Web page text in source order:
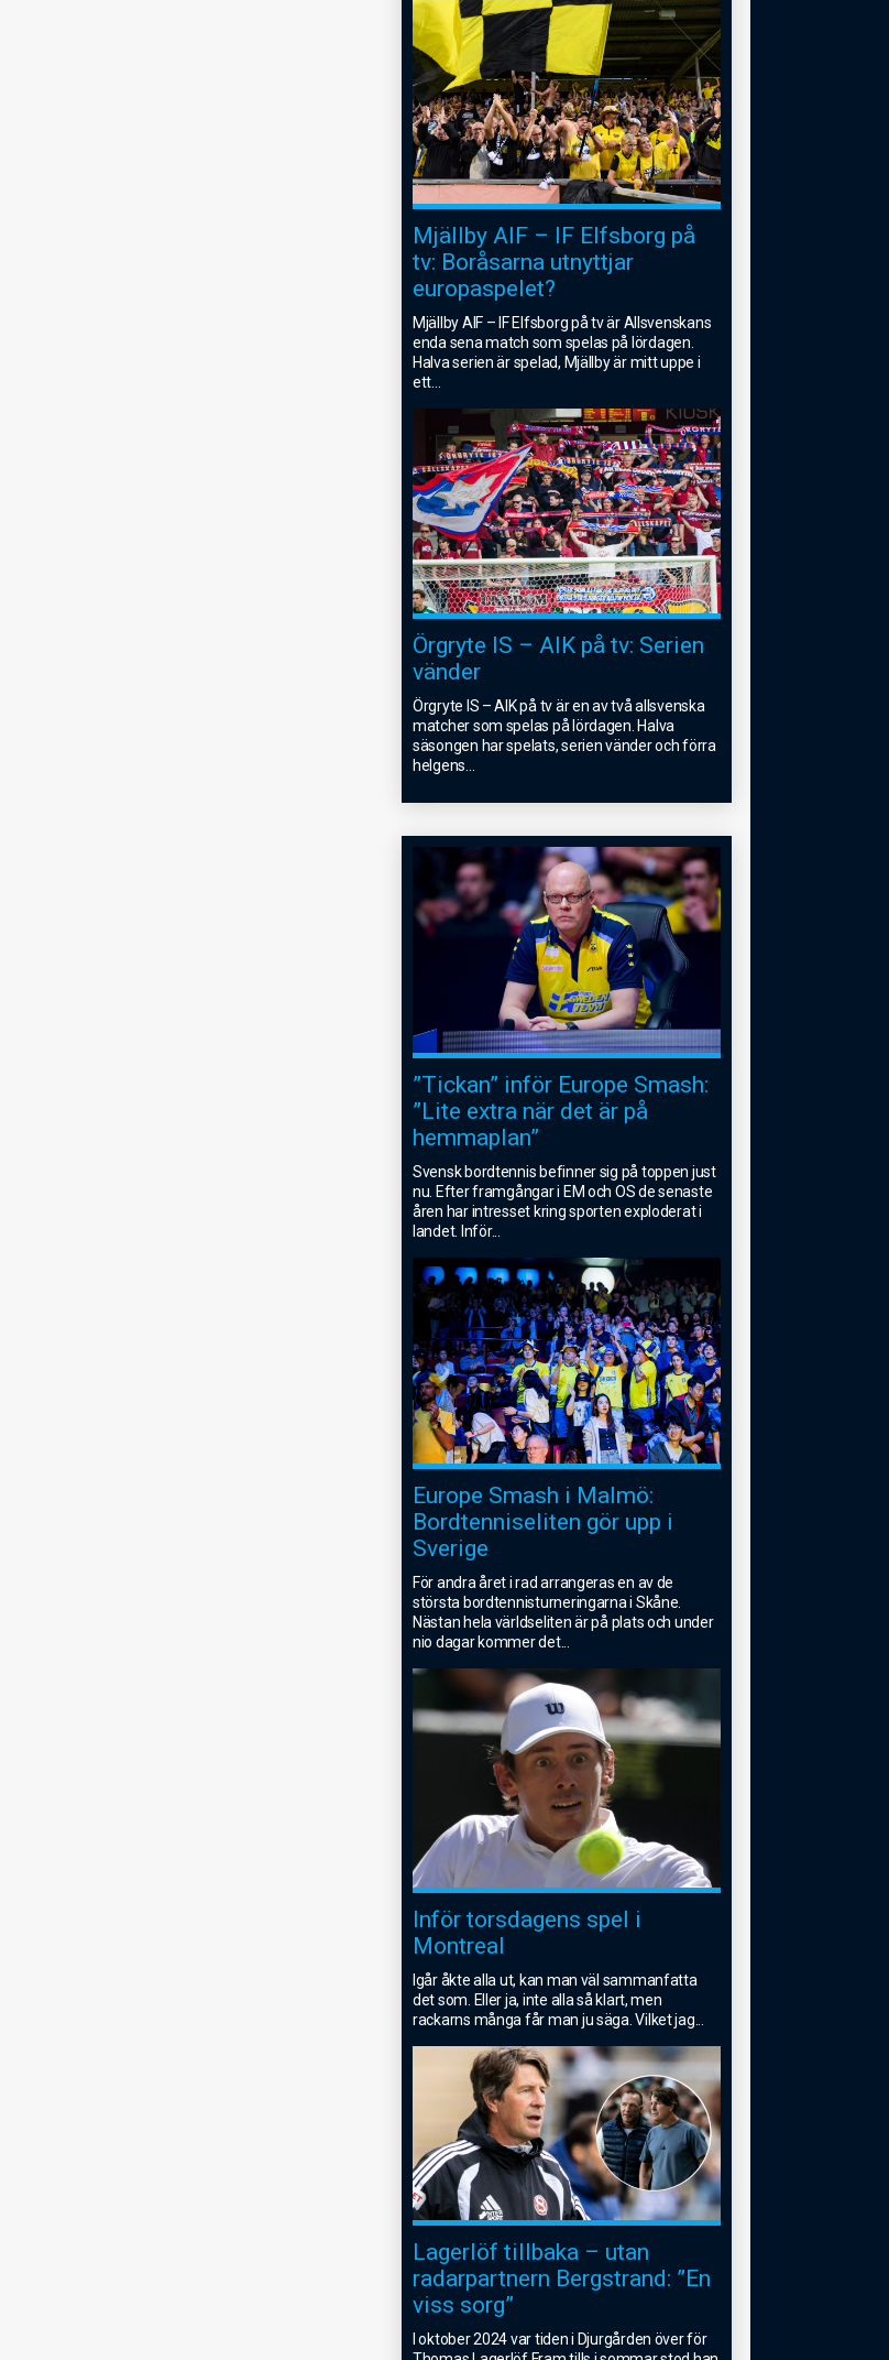
Mjällby AIF – IF Elfsborg på
tv: Boråsarna utnyttjar
europaspelet?
Mjällby AIF – IF Elfsborg på tv är Allsvenskans
enda sena match som spelas på lördagen.
Halva serien är spelad, Mjällby är mitt uppe i
ett
Örgryte IS – AIK på tv: Serien
vänder
Örgryte IS – AIK på tv är en av två allsvenska
matcher som spelas på lördagen. Halva
säsongen har spelats, serien vänder och förra
helgens...
”Tickan” inför Europe Smash:
”Lite extra när det är på
hemmaplan”
Svensk bordtennis befinner sig på toppen just
nu. Efter framgångar i EM och OS de senaste
åren har intresset kring sporten exploderat i
landet. Inför...
Europe Smash i Malmö:
Bordtenniseliten gör upp i
Sverige
För andra året i rad arrangeras en av de
största bordtennisturneringarna i Skåne.
Nästan hela världseliten är på plats och under
nio dagar kommer det...
Inför torsdagens spel i
Montreal
Igår åkte alla ut, kan man väl sammanfatta
det som. Eller ja, inte alla så klart, men
rackarns många får man ju säga. Vilket jag...
Lagerlöf tillbaka – utan
radarpartnern Bergstrand: ”En
viss sorg”
I oktober 2024 var tiden i Djurgården över för